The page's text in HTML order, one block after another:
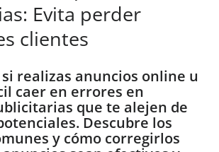
Evita perder
clientes
realizas anuncios online u
caer en errores en
que te alejen de
Descubre los
y cómo corregirlos